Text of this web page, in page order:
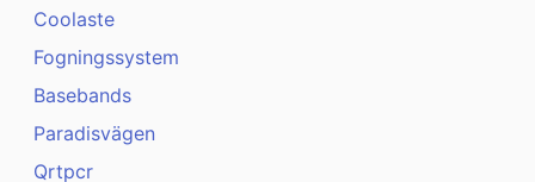
Coolaste
Fogningssystem
Basebands
Paradisvägen
Qrtpcr